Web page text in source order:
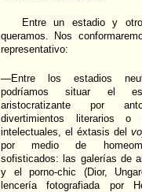
Entre un estadio y
queramos. Nos
representativo:
—Entre los estadios
podríamos situar el
aristocratizante por
divertimientos literarios o
intelectuales, el éxtasis del
por medio de
sofisticados: las galerías de
y el porno-chic (Dior,
lencería fotografiada por